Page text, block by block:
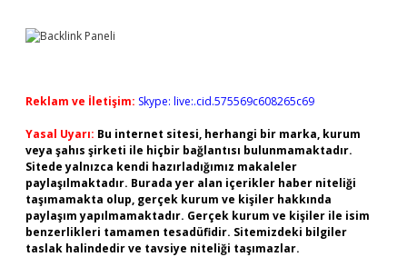
Reklam ve İletişim: Skype: live:.cid.575569c608265c69
Yasal Uyarı: Bu internet sitesi, herhangi bir marka, kurum
veya şahıs şirketi ile hiçbir bağlantısı bulunmamaktadır.
Sitede yalnızca kendi hazırladığımız makaleler
paylaşılmaktadır. Burada yer alan içerikler haber niteliği
taşımamakta olup, gerçek kurum ve kişiler hakkında
paylaşım yapılmamaktadır. Gerçek kurum ve kişiler ile isim
benzerlikleri tamamen tesadüfidir. Sitemizdeki bilgiler
taslak halindedir ve tavsiye niteliği taşımazlar.